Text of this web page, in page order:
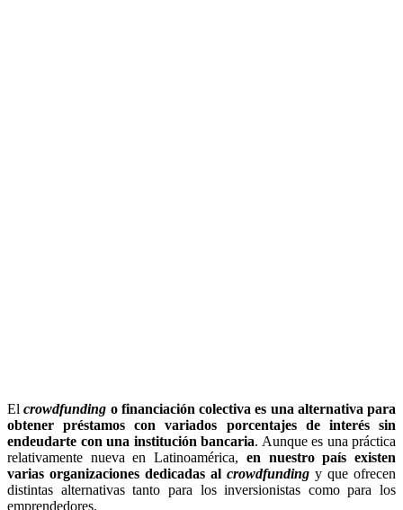
Elcrowdfunding o financiación colectiva es una alternativa para
obtener préstamos con variados porcentajes de interés sin
endeudarte con una institución bancaria. Aunque es una práctica
relativamente nueva en Latinoamérica, en nuestro país existen
varias organizaciones dedicadas al crowdfunding y que ofrecen
distintas alternativas tanto para los inversionistas como para los
emprendedores.